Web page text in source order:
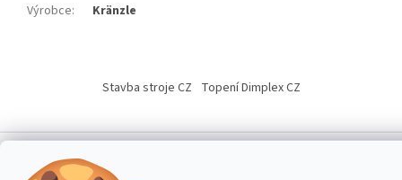
Výrobce: Kränzle
t
Stavba stroje CZ Topení Dimplex CZ